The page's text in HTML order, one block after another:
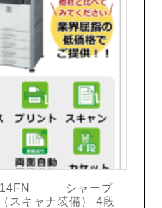
シャープ
スキャナ装備） 4段